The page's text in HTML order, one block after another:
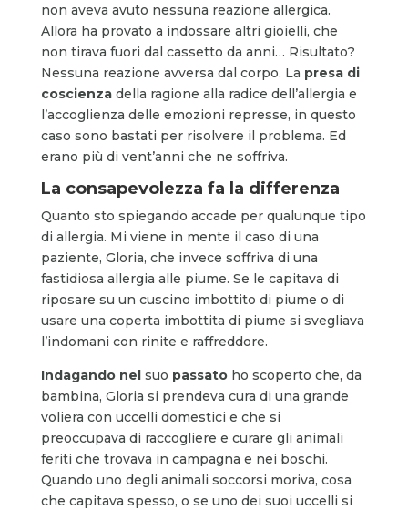
non aveva avuto nessuna reazione allergica.
Allora ha provato a indossare altri gioielli, che
non tirava fuori dal cassetto da anni… Risultato?
Nessuna reazione avversa dal corpo. La presa di
coscienza della ragione alla radice dell’allergia e
l’accoglienza delle emozioni represse, in questo
caso sono bastati per risolvere il problema. Ed
erano più di vent’anni che ne soffriva.
La consapevolezza fa la differenza
Quanto sto spiegando accade per qualunque tipo
di allergia. Mi viene in mente il caso di una
paziente, Gloria, che invece soffriva di una
fastidiosa allergia alle piume. Se le capitava di
riposare su un cuscino imbottito di piume o di
usare una coperta imbottita di piume si svegliava
l’indomani con rinite e raffreddore.
Indagando nel suo passato ho scoperto che, da
bambina, Gloria si prendeva cura di una grande
voliera con uccelli domestici e che si
preoccupava di raccogliere e curare gli animali
feriti che trovava in campagna e nei boschi.
Quando uno degli animali soccorsi moriva, cosa
che capitava spesso, o se uno dei suoi uccelli si